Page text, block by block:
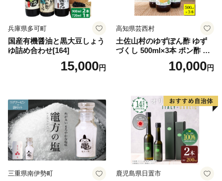
兵庫県多可町
国産有機醤油と黒大豆しょう
ゆ詰め合わせ[164]
15,000円
高知県芸西村
土佐山村のゆずぽん酢 ゆず
づくし 500ml×3本 ポン酢 ポ
ンズ ゆず 柚子 調味料 さっぱ
り 美味しい おいしい 鍋 しゃ
10,000円
三重県南伊勢町 鹿児島県日置市